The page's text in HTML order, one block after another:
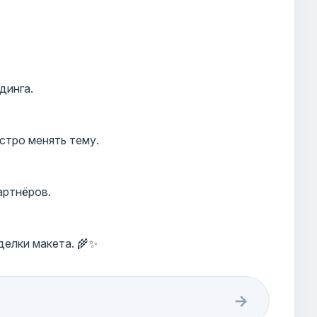
менять тему.
макета. 🌾✨
→